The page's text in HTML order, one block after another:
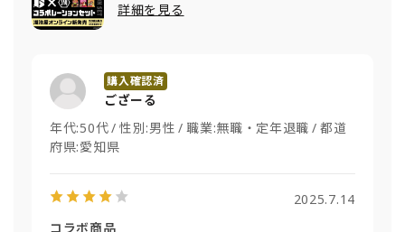
詳細を見る
ござーる
年代:50代 性別:男性 職業:無職・定年退職
都道
府県:愛知県
2025.7.14
コラボ商品